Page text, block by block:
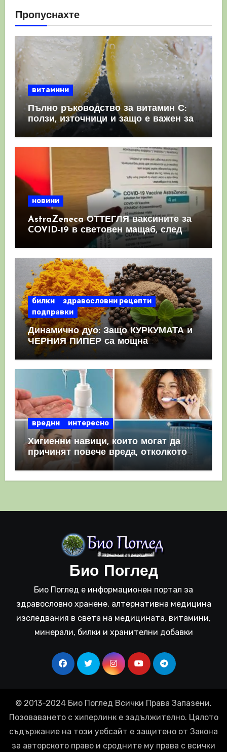
Пропуснахте
витамини
Пълно ръководство за витамин С:
ползи, източници и защо е важен за
имунната система
новини
AstraZeneca ОТТЕГЛЯ ваксините за
COVID-19 в световен мащаб, след
като призна, че те причиняват
билки
здравословни рецепти
подправки
Динамично дуо: Защо КУРКУМАТА и
ЧЕРНИЯ ПИПЕР са мощна
комбинация
вредни интересно
Хигиенни навици, които могат да
причинят повече вреда, отколкото
полза
Био Поглед
Био Поглед е информационен портал за
здравословно хранене, алтернативна медицина
изследвания в света на медицината, витамини,
минерали, билки и хранителни добавки
© 2013-2024 Био Поглед Всички Права Запазени.
Позоваването с хиперлинк е задължително. Цялото
съдържание на този уебсайт е защитено от Закона
за авторското право и сродните му права с всички